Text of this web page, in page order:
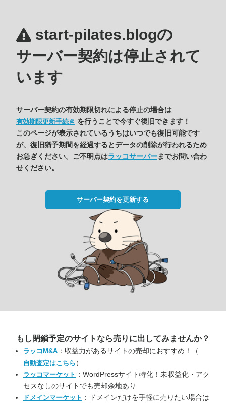
start-pilates.blogの
サーバー契約は停止されて
います
サーバー契約の有効期限切れによる停止の場合は
有効期限更新手続き を行うことで今すぐ復旧できます！
このページが表示されているうちはいつでも復旧可能です
が、復旧猶予期間を経過するとデータの削除が行われるため
お急ぎください。ご不明点はラッコサーバーまでお問い合わ
せください。
サーバー契約を更新する
もし閉鎖予定のサイトなら売りに出してみませんか？
ラッコM&A ：収益力があるサイトの売却におすすめ！（
自動査定はこちら ）
ラッコマーケット ：WordPressサイト特化！未収益化・アク
セスなしのサイトでも売却余地あり
ドメインマーケット ：ドメインだけを手軽に売りたい場合は